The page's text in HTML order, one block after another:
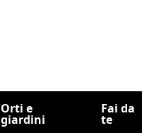
Orti e
giardini
Fai da
te